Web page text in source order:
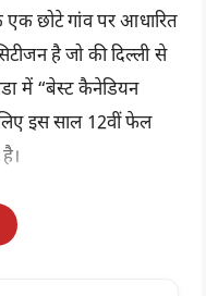
एक छोटे गांव पर आधारित
है जो की दिल्ली से
में “बेस्ट कैनेडियन
इस साल 12वीं फेल